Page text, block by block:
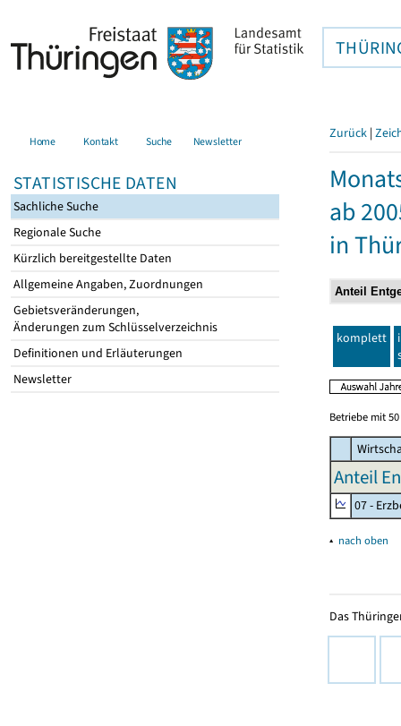
Home Kontakt Suche Newsletter
STATISTISCHE DATEN
Sachliche Suche
Regionale Suche
Kürzlich bereitgestellte Daten
Allgemeine Angaben, Zuordnungen
Gebietsveränderungen,
Änderungen zum Schlüsselverzeichnis
Definitionen und Erläuterungen
Newsletter
Zurück |
ab
in
komplett
Betriebe mit
Anteil
07 -
▴ nach oben
Das